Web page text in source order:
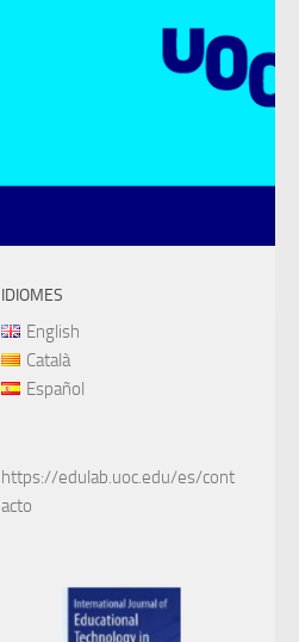
IDIOMES
English
Català
Español
https://edulab.uoc.edu/es/cont
acto